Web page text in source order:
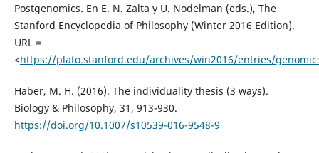
Postgenomics. En E. N. Zalta y U. Nodelman (eds.), The
Stanford Encyclopedia of Philosophy (Winter 2016 Edition).
URL =
<https://plato.stanford.edu/archives/win2016/entries/
Haber, M. H. (2016). The individuality thesis (3 ways).
Biology & Philosophy, 31, 913-930.
https://doi.org/10.1007/s10539-016-9548-9